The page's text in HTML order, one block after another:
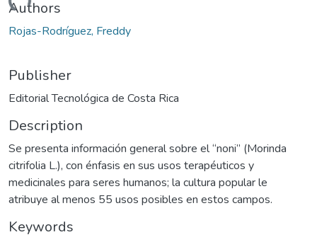
Authors
Rojas-Rodríguez, Freddy
Publisher
Editorial Tecnológica de Costa Rica
Description
Se presenta información general sobre el “noni” (Morinda
citrifolia L.), con énfasis en sus usos terapéuticos y
medicinales para seres humanos; la cultura popular le
atribuye al menos 55 usos posibles en estos campos.
Keywords